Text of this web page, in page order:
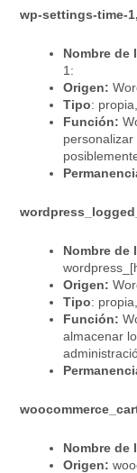
wp-settings-time-
Nombre de
1:
Origen:
Tipo:
Función:
Nombre de
Origen:
Tipo:
Función:
almacenar
Nombre de
Origen: